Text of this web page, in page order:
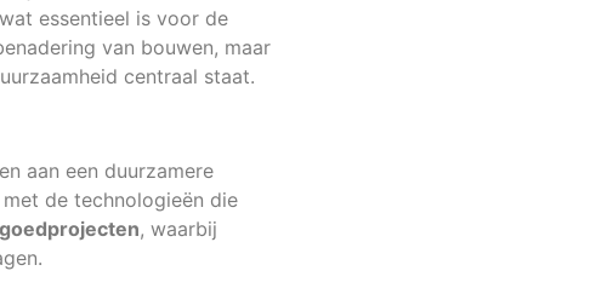
essentieel is voor de
van bouwen, maar
centraal staat.
aan een duurzamere
de technologieën die
, waarbij